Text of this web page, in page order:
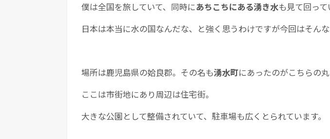
僕は全国を旅していて、同時にあちこちにある湧き水も見て回って
日本は本当に水の国なんだな、と強く思うわけですが今回はそんな
場所は鹿児島県の姶良郡。その名も湧水町にあったのがこちらの丸
ここは市街地にあり周辺は住宅街。
大きな公園として整備されていて、駐車場も広くとられています。